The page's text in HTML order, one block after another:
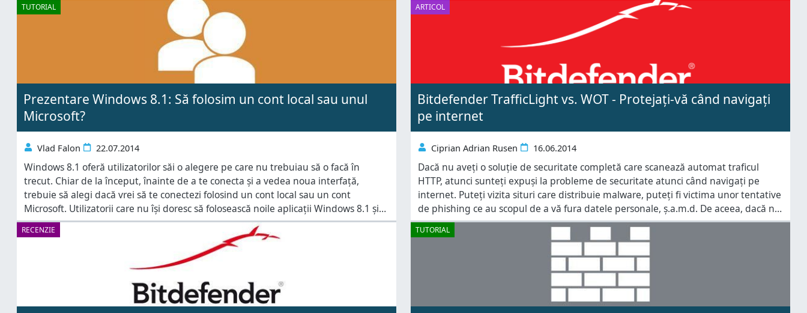
TUTORIAL
Prezentare Windows 8.1: Să folosim un cont local sau unul
Microsoft?
Vlad Falon 22.07.2014
Windows 8.1 oferă utilizatorilor săi o alegere pe care nu trebuiau să o facă în
trecut. Chiar de la început, înainte de a te conecta și a vedea noua interfață,
trebuie să alegi dacă vrei să te conectezi folosind un cont local sau un cont
Microsoft. Utilizatorii care nu își doresc să folosească noile aplicații Windows 8.1 și
nu vor să utilizeze noile caracteristici
ARTICOL
Bitdefender TrafficLight vs. WOT - Protejați-vă când navigați
pe internet
Ciprian Adrian Rusen 16.06.2014
Dacă nu aveți o soluție de securitate completă care scanează automat traficul
HTTP, atunci sunteți expuși la probleme de securitate atunci când navigați pe
internet. Puteți vizita situri care distribuie malware, puteți fi victima unor tentative
de phishing ce au scopul de a vă fura datele personale, ș.a.m.d. De aceea, dacă nu
vă permiteți o soluție de securitate mai avansată, gen o suită Internet
RECENZIE TUTORIAL